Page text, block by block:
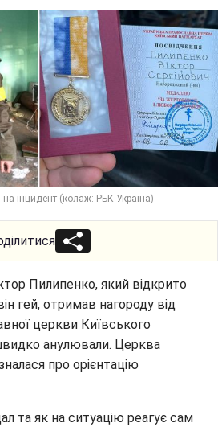
на інцидент (колаж: РБК-Україна)
Пилипенко, який відкрито
гей, отримав нагороду від
церкви Київського
швидко анулювали. Церква
про орієнтацію
та як на ситуацію реагує сам